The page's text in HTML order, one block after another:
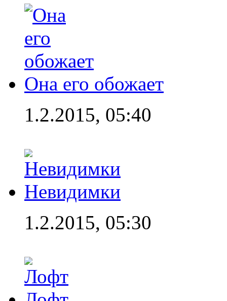
Она его обожает
1.2.2015, 05:40
Невидимки
1.2.2015, 05:30